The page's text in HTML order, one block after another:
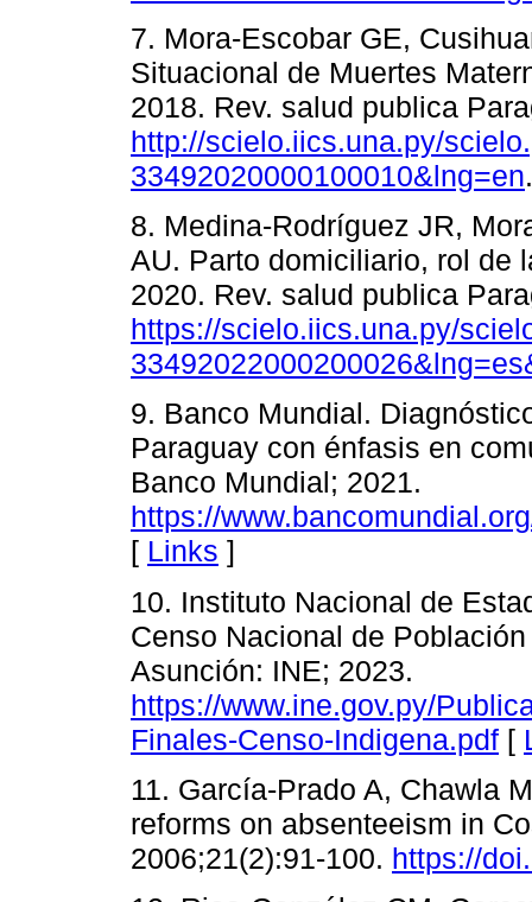
7. Mora-Escobar GE,
Situacional de Muertes
2018. Rev. salud publica
http://scielo.iics.una.py/
33492020000100010&lng=en
8. Medina-Rodríguez JR,
AU. Parto domiciliario, rol de
2020. Rev. salud publica
https://scielo.iics.una.py/
9. Banco Mundial.
Paraguay con énfasis en
Banco Mundial; 2021.
https://
[ Links ]
10. Instituto Nacional de
Censo Nacional de
Asunción: INE; 2023.
https://www.ine.gov.py/
Finales-Censo-Indigena.pdf [
11. García-Prado A, Chawla
reforms on absenteeism in
2006;21(2):91-100. https://